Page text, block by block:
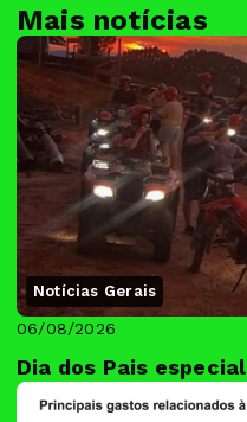
Mais notícias
Notícias Gerais
06/08/2026
Dia dos Pais especial